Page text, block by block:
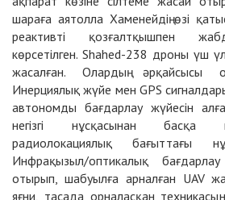
шараға аятолла Хаменейдің өзі
реактивті қозғалтқышпен
көрсетілген. Shahed-238 дроны үш
жасалған. Олардың әрқайсысы
Инерциялық жүйе мен GPS
автономды бағдарлау жүйесін
негізгі нұсқасынан басқа
радиолокациялық бағыттағы
Инфрақызыл/оптикалық
отырып, шабуылға арналған UAV
яғни, тасада орналасқан